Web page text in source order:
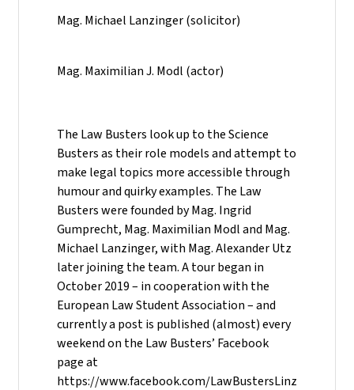
Mag. Michael Lanzinger (solicitor)
Mag. Maximilian J. Modl (actor)
The Law Busters look up to the Science
Busters as their role models and attempt to
make legal topics more accessible through
humour and quirky examples. The Law
Busters were founded by Mag. Ingrid
Gumprecht, Mag. Maximilian Modl and Mag.
Michael Lanzinger, with Mag. Alexander Utz
later joining the team. A tour began in
October 2019 – in cooperation with the
European Law Student Association – and
currently a post is published (almost) every
weekend on the Law Busters’ Facebook
page at
https://www.facebook.com/LawBustersLinz